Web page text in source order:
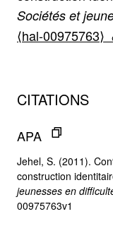
Sociétés et
⟨hal-00975763⟩
CITATIONS
APA
Jehel, S. (2011).
construction
jeunesses en
00975763v1